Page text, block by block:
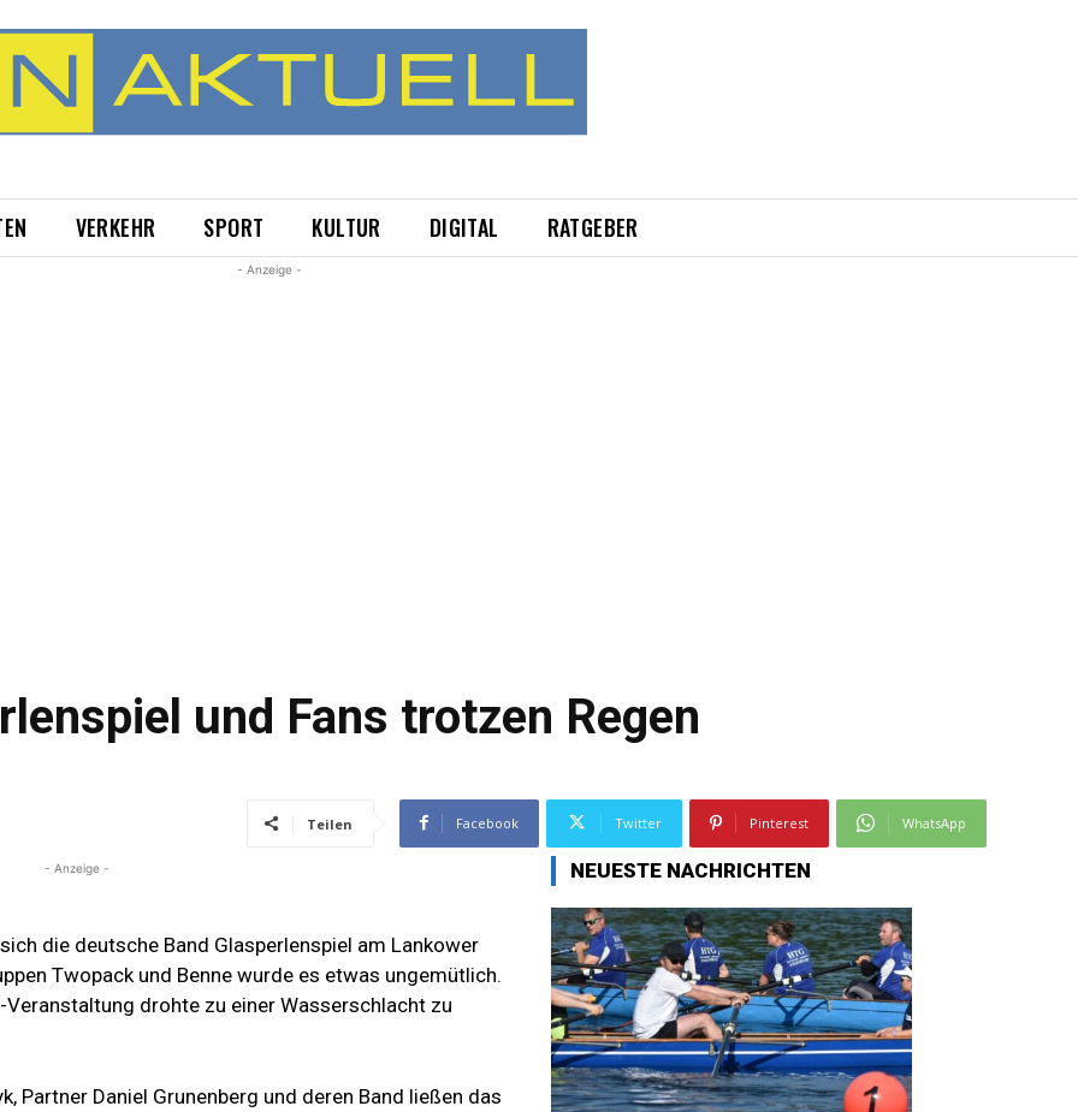
VERKEHR SPORT KULTUR DIGITAL RATGEBER
- Anzeige -
und Fans trotzen Regen
Teilen Facebook Twitter Pinterest WhatsApp
- Anzeige -
die deutsche Band Glasperlenspiel am Lankower
Twopack und Benne wurde es etwas ungemütlich.
drohte zu einer Wasserschlacht zu
Partner Daniel Grunenberg und deren Band ließen das
NEUESTE NACHRICHTEN